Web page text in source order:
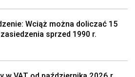
Wciąż można doliczać 15
sprzed 1990 r.